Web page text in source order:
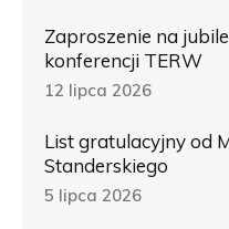
Zaproszenie na
konferencji TERW
12 lipca 2026
List gratulacyjny od
Standerskiego
5 lipca 2026